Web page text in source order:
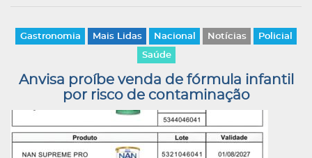
Gastronomia Mais Lidas Nacional Notícias Policial
Saúde
Anvisa proíbe venda de fórmula infantil
por risco de contaminação